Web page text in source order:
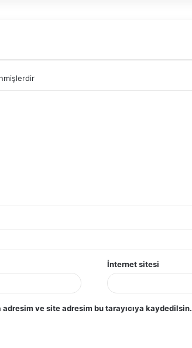
İnternet sitesi
ve site adresim bu tarayıcıya kaydedilsin.